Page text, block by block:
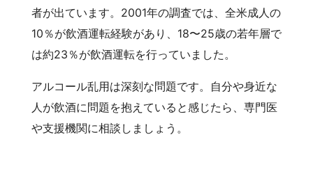
者が出ています。2001年の調査では、全米成人の
10％が飲酒運転経験があり、18〜25歳の若年層で
は約23％が飲酒運転を行っていました。
アルコール乱用は深刻な問題です。自分や身近な
人が飲酒に問題を抱えていると感じたら、専門医
や支援機関に相談しましょう。